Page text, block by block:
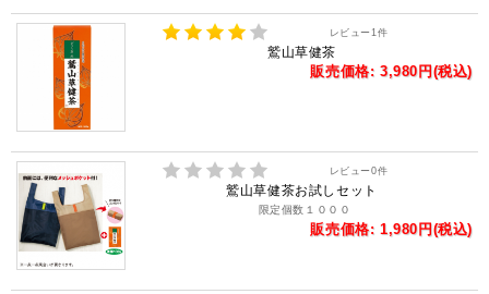
レビュー 1 件
鷲山草健茶
販売価格: 3,980円(税込)
レビュー0件
鷲山草健茶お試しセット
限定個数１０００
販売価格: 1,980円(税込)